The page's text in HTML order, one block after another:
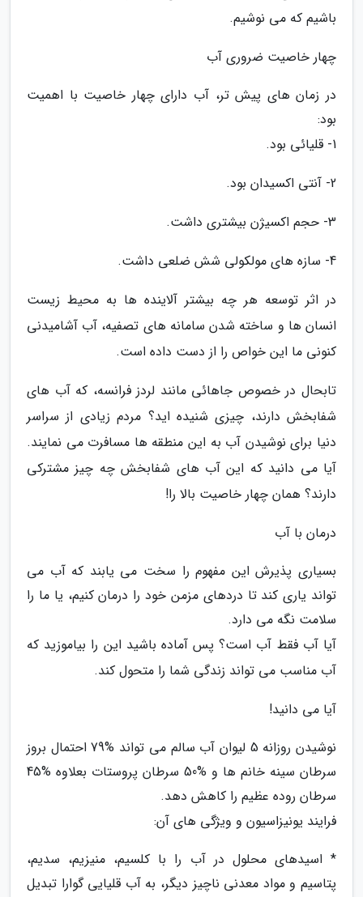
باشیم که می نوشیم.
چهار خاصیت ضروری آب
در زمان های پیش تر، آب دارای چهار خاصیت با اهمیت
بود:
1- قلیائی بود.
2- آنتی اکسیدان بود.
3- حجم اکسیژن بیشتری داشت.
4- سازه های مولکولی شش ضلعی داشت.
در اثر توسعه هر چه بیشتر آلاینده ها به محیط زیست
انسان ها و ساخته شدن سامانه های تصفیه، آب آشامیدنی
کنونی ما این خواص را از دست داده است.
تابحال در خصوص جاهائی مانند لردز فرانسه، که آب های
شفابخش دارند، چیزی شنیده اید؟ مردم زیادی از سراسر
دنیا برای نوشیدن آب به این منطقه ها مسافرت می نمایند.
آیا می دانید که این آب های شفابخش چه چیز مشترکی
دارند؟ همان چهار خاصیت بالا را!
درمان با آب
بسیاری پذیرش این مفهوم را سخت می یابند که آب می
تواند یاری کند تا دردهای مزمن خود را درمان کنیم، یا ما را
سلامت نگه می دارد.
آیا آب فقط آب است؟ پس آماده باشید این را بیاموزید که
آب مناسب می تواند زندگی شما را متحول کند.
آیا می دانید!
نوشیدن روزانه 5 لیوان آب سالم می تواند %79 احتمال بروز
سرطان سینه خانم ها و %50 سرطان پروستات بعلاوه %45
سرطان روده عظیم را کاهش دهد.
فرایند یونیزاسیون و ویژگی های آن:
* اسیدهای محلول در آب را با کلسیم، منیزیم، سدیم،
پتاسیم و مواد معدنی ناچیز دیگر، به آب قلیایی گوارا تبدیل